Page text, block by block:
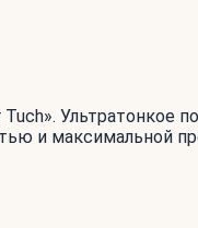
Ультратонкое
и максимальной